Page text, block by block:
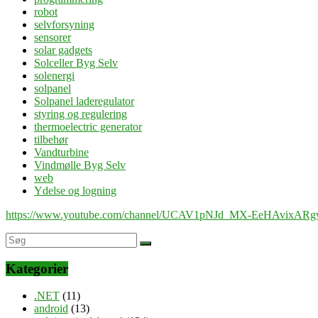
robot
selvforsyning
sensorer
solar gadgets
Solceller Byg Selv
solenergi
solpanel
Solpanel laderegulator
styring og regulering
thermoelectric generator
tilbehør
Vandturbine
Vindmølle Byg Selv
web
Ydelse og logning
https://www.youtube.com/channel/UCAV1pNJd_MX-
Kategorier
.NET (11)
android (13)